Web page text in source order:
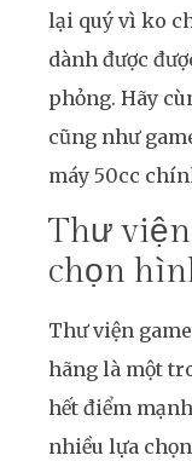
lại quý vì ko
dành được
phỏng. Hãy
cũng như
máy 50cc
Thư
chọn
Thư viện
hãng là một
hết điểm
nhiều lựa